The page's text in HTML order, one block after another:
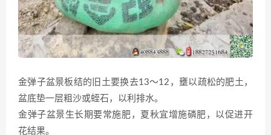
金弹子盆景板结的旧土要换去13～12，壅以疏松的肥土，
盆底垫一层粗沙或蛭石，以利排水。
金弹子盆景生长期要常施肥，夏秋宜增施磷肥，以促进开
花结果。